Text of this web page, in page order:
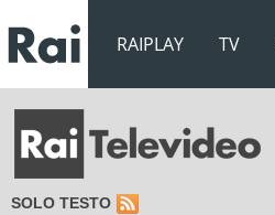
RAIPLAY TV
SOLO TESTO